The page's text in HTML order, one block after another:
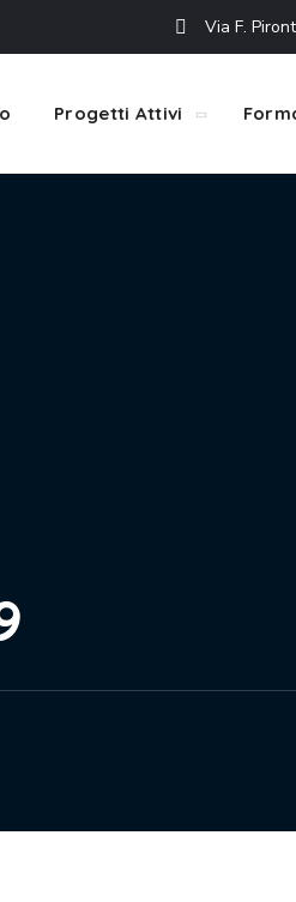
Via F.
Progetti Attivi